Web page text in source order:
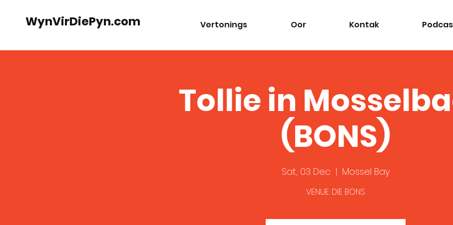
WynVirDiePyn.com Vertonings Oor Kontak
Tollie in
(BONS)
Sat, 03 Dec
  |
Mossel Bay
VENUE: DIE BONS